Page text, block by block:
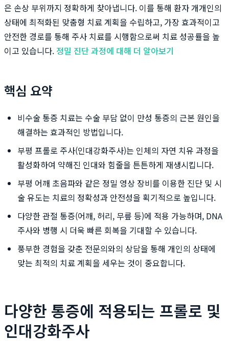
은 손상 부위까지 정확하게 찾아냅니다. 이를 통해 환자 개개인의
상태에 최적화된 맞춤형 치료 계획을 수립하고, 가장 효과적이고
안전한 경로를 통해 주사 치료를 시행함으로써 치료 성공률을 높
이고 있습니다. 정밀 진단 과정에 대해 더 알아보기
핵심 요약
비수술 통증 치료는 수술 부담 없이 만성 통증의 근본 원인을
해결하는 효과적인 방법입니다.
부평 프롤로 주사(인대강화주사)는 인체의 자연 치유 과정을
활성화하여 약해진 인대와 힘줄을 튼튼하게 재생시킵니다.
부평 어깨 초음파와 같은 정밀 영상 장비를 이용한 진단 및 시
술 유도는 치료의 정확성과 안전성을 획기적으로 높입니다.
다양한 관절 통증(어깨, 허리, 무릎 등)에 적용 가능하며, DNA
주사와 병행 시 더욱 빠른 회복을 기대할 수 있습니다.
풍부한 경험을 갖춘 전문의와의 상담을 통해 개인의 상태에
맞는 최적의 치료 계획을 세우는 것이 중요합니다.
다양한 통증에 적용되는 프롤로 및
인대강화주사